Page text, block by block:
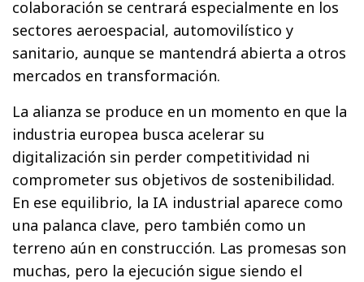
colaboración se centrará especialmente en los
sectores aeroespacial, automovilístico y
sanitario, aunque se mantendrá abierta a otros
mercados en transformación.
La alianza se produce en un momento en que la
industria europea busca acelerar su
digitalización sin perder competitividad ni
comprometer sus objetivos de sostenibilidad.
En ese equilibrio, la IA industrial aparece como
una palanca clave, pero también como un
terreno aún en construcción. Las promesas son
muchas, pero la ejecución sigue siendo el